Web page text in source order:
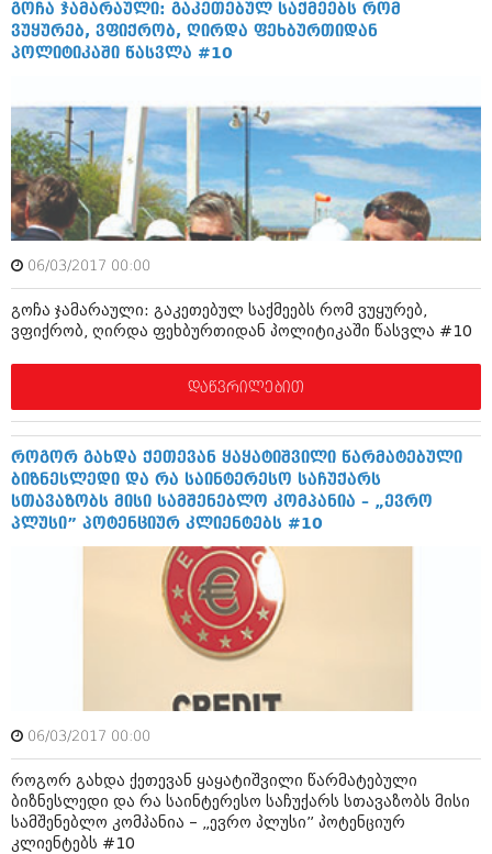
იუმორი
კალეიდოსკოპი
ჰოროსკოპი და შეუცნობელი
კრიმინალი
რომანი და დეტექტივი
სახალისო ამბები
შოუბიზნესი
დაიჯესტი
ანონსი
არქივი
აგვისტო 2018 (162)
ივლისი 2018 (223)
ივნისი 2018 (244)
მაისი 2018 (211)
აპრილი 2018 (194)
თებერვალი 2018 (208)
დეკემბერი 2017 (243)
ოქტომბერი 2017 (231)
სექტემბერი 2017 (261)
აგვისტო 2017 (212)
კრიმინალი
სახალისო ამბები
შოუბიზნესი
დაიჯესტი
ქალი და მამაკაცი
ისტორია
სხვადასხვა
არქივი
ნოემბერი 2020 (103)
ოქტომბერი 2020 (209)
სექტემბერი 2020 (204)
ივლისი 2020 (204)
ივნისი 2020 (249)
არქივის ზომის ნახვა
გოჩა ჯამარაული: გაკეთებულ საქმეებს რომ
ვუყურებ, ვფიქრობ, ღირდა ფეხბურთიდან
პოლიტიკაში წასვლა #10
06/03/2017 00:00
გოჩა ჯამარაული: გაკეთებულ საქმეებს რომ ვუყურებ,
ვფიქრობ, ღირდა ფეხბურთიდან პოლიტიკაში წასვლა #10
დაწვრილებით
როგორ გახდა ქეთევან ყაყატიშვილი წარმატებული
ბიზნესლედი და რა საინტერესო საჩუქარს
სთავაზობს მისი სამშენებლო კომპანია – „ევრო
პლუსი” პოტენციურ კლიენტებს #10
06/03/2017 00:00
როგორ გახდა ქეთევან ყაყატიშვილი წარმატებული
ბიზნესლედი და რა საინტერესო საჩუქარს სთავაზობს მისი
სამშენებლო კომპანია – „ევრო პლუსი” პოტენციურ
კლიენტებს #10